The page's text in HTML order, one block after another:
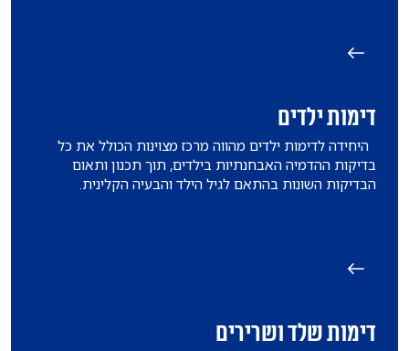
דימות ילדים
היחידה לדימות ילדים מהווה מרכז מצוינות הכולל את כל
בדיקות ההדמיה האבחנתיות בילדים, תוך תכנון ותאום
הבדיקות השונות בהתאם לגיל הילד והבעיה הקלינית.
דימות שלד ושרירים